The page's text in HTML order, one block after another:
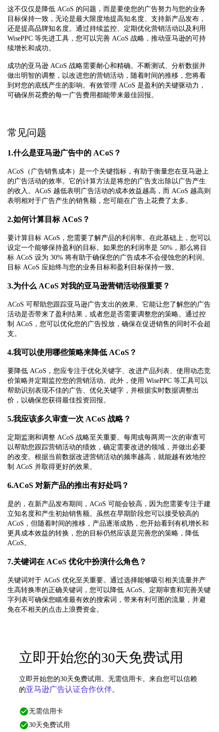
这不仅仅是降低 ACoS 的问题，而是要使您的广告努力与您的业务
目标保持一致，无论是最大限度地提高知名度、支持新产品发布，
还是提高品牌知名度。通过持续监控、定期优化营销活动以及利用
WisePPC 等先进工具，您可以完善 ACoS 战略，推动亚马逊的可持
续增长和成功。
成功的亚马逊 ACoS 战略需要耐心和精确。不断测试、分析数据并
做出明智的调整，以改进您的营销活动，随着时间的推移，您将看
到对您的底线产生的影响。有效管理 ACoS 是盈利的关键驱动力，
可确保所花费的每一广告费用都能带来最佳回报。
常见问题
1.什么是亚马逊广告中的 ACoS？
ACoS（广告销售成本）是一个关键指标，有助于衡量您在亚马逊上
的广告活动的效率。它的计算方法是将您的广告支出除以广告产生
的收入。ACoS 越低表明广告活动的成本效益越高，而 ACoS 越高则
表明相对于广告产生的销售额，您可能在广告上花费了太多。
2.如何计算目标 ACoS？
要计算目标 ACoS，您需要了解产品的利润率。在此基础上，您可以
设定一个能够保持盈利的目标。如果您的利润率是 50%，那么将目
标 ACoS 设为 30% 将有助于确保您的广告成本不会侵蚀您的利润。
目标 ACoS 应始终与您的业务目标和盈利目标保持一致。
3.为什么 ACoS 对我的亚马逊营销活动很重要？
ACoS 可帮助您跟踪亚马逊广告支出的效果。它能让您了解您的广告
活动是否带来了盈利结果，或者您是否需要调整您的策略。通过控
制 ACoS，您可以优化您的广告投放，确保在促进销售的同时不会超
支。
4.我可以使用哪些策略来降低 ACoS？
要降低 ACoS，您应专注于优化关键字、改进产品列表、使用动态竞
价策略并定期监控您的营销活动。此外，使用 WisePPC 等工具可以
帮助识别表现不佳的广告、优化关键字，并根据实时数据调整出
价，以确保您获得最佳投资回报。
5.我应该多久审查一次 ACoS 战略？
定期监测和调整 ACoS 战略至关重要。每周或每两周一次的审查可
以帮助您跟踪营销活动的绩效，确定需要改进的领域，并做出必要
的改变。根据当前数据改进营销活动的频率越高，就能越有效地控
制 ACoS 并取得更好的效果。
6.ACoS 对新产品的推出有好处吗？
是的，在新产品发布期间，ACoS 可能会较高，因为您需要专注于建
立知名度和产生初始销售额。虽然在早期阶段您可以接受较高的
ACoS，但随着时间的推移，产品逐渐成熟，您开始看到有机增长和
更具成本效益的转换，您的目标仍然应该是完善您的策略，降低
ACoS。
7.关键词在 ACoS 优化中扮演什么角色？
关键词对于 ACoS 优化至关重要。通过选择能够吸引相关流量并产
生高转换率的正确关键词，您可以降低 ACoS。定期审查和完善关键
字列表可确保您瞄准最有效的搜索词，带来有利可图的流量，并避
免在不相关的点击上浪费资金。
立即开始您的30天免费试用
立即开始您的30天免费试用。无需信用卡。来自您可以信赖
的亚马逊广告认证合作伙伴。
无需信用卡
30天免费试用